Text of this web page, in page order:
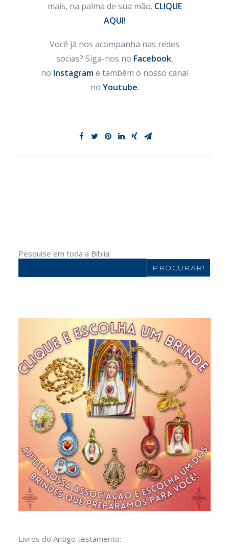
mais, na palma de sua mão. CLIQUE
AQUI!
Você já nos acompanha nas redes
socias? Siga-nos no Facebook,
no Instagrame também o nosso canal
no Youtube.
Pesquise em toda a Bíblia:
Livros do Antigo testamento: